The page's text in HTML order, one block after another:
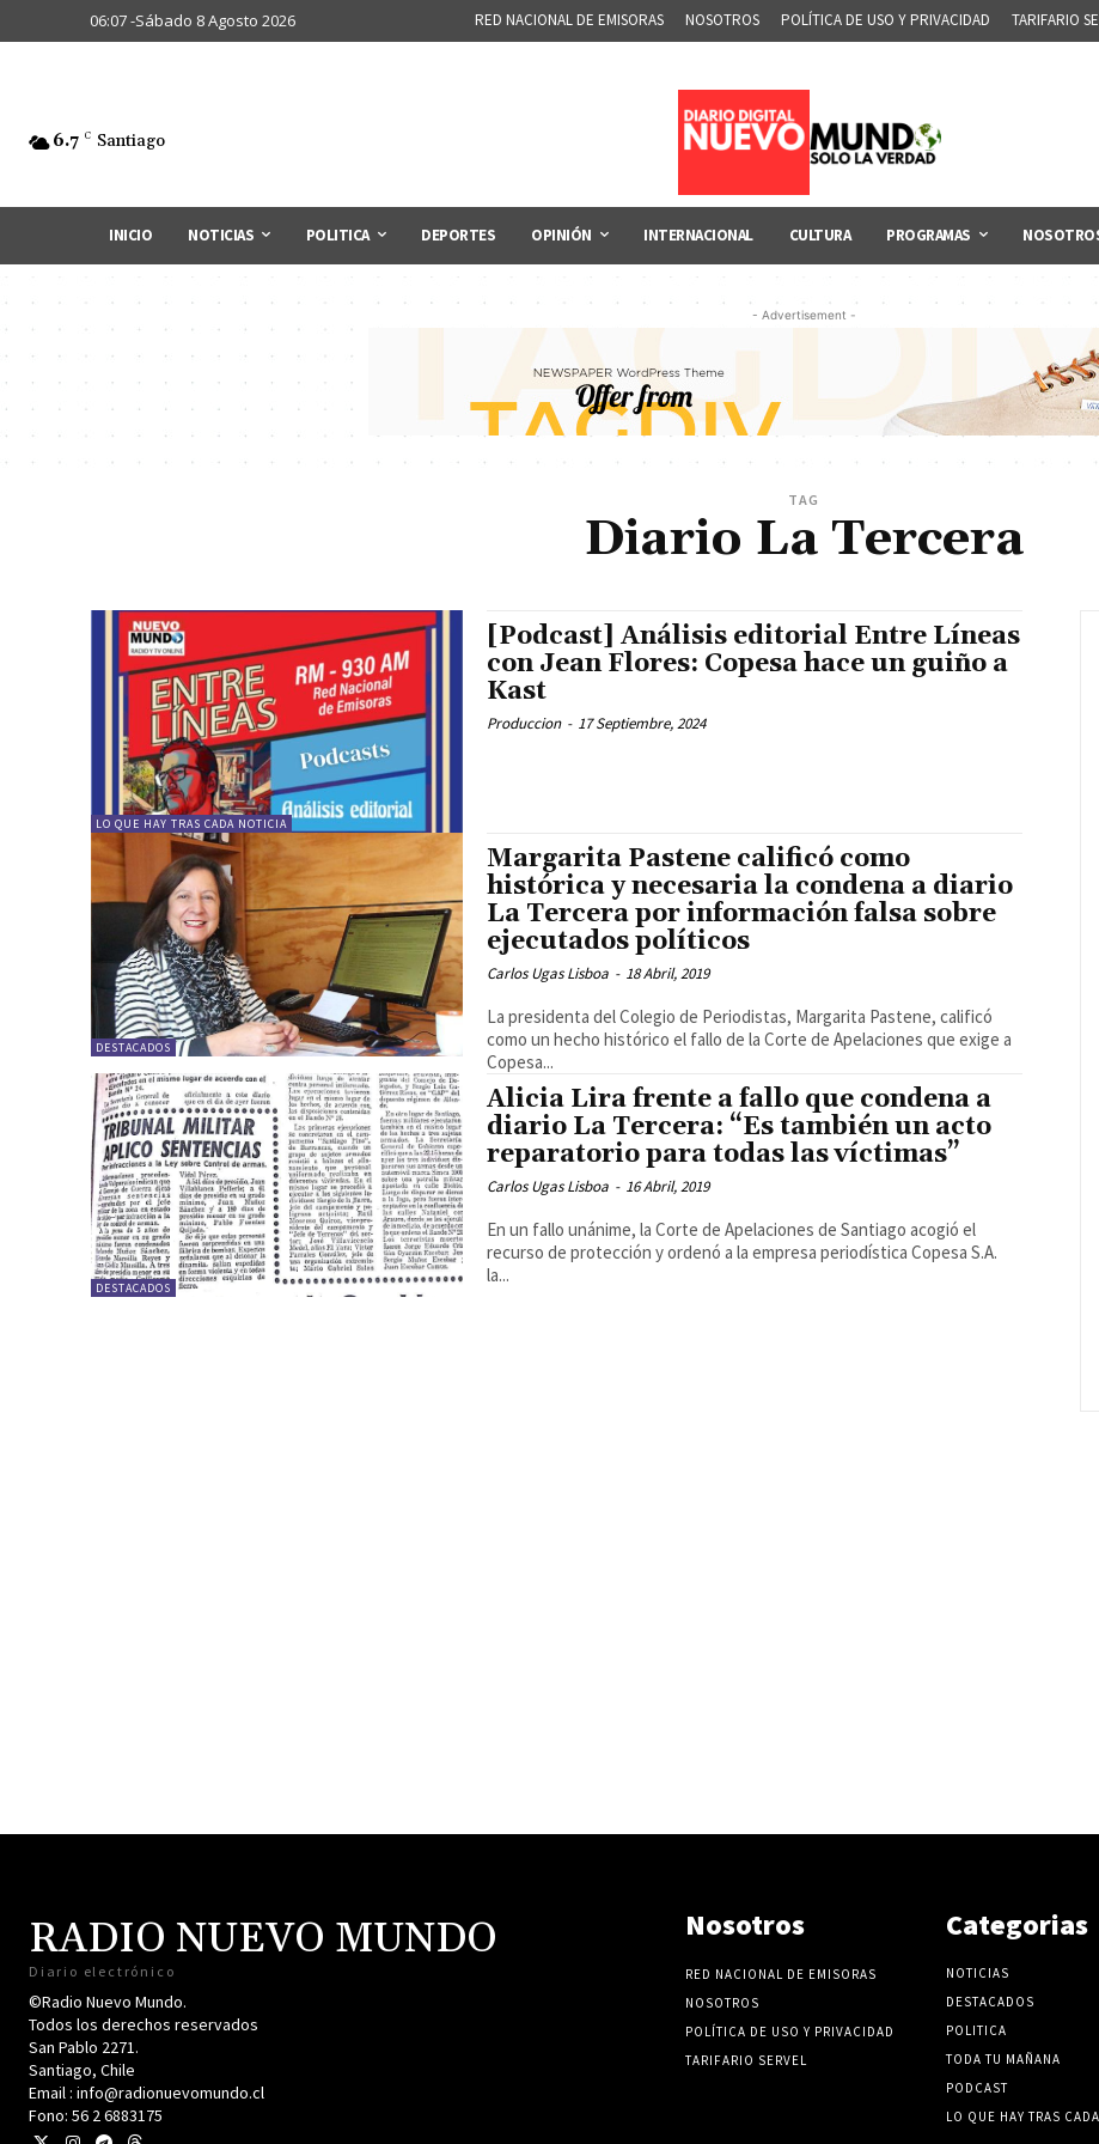
06:07 -Sábado 8 Agosto 2026 RED NACIONAL DE EMISORAS NOSOTROS POLÍTICA DE USO Y PRIVACIDAD TARIFARIO
6.7 C Santiago
INICIO NOTICIAS POLITICA DEPORTES OPINIÓN INTERNACIONAL CULTURA PROGRAMAS
- Advertisement -
TAG
Diario La Tercera
LO QUE HAY TRAS CADA NOTICIA
[Podcast] Análisis editorial Entre Líneas
con Jean Flores: Copesa hace un guiño a
Kast
Produccion - 17 Septiembre, 2024
DESTACADOS
Margarita Pastene calificó como
histórica y necesaria la condena a diario
La Tercera por información falsa sobre
ejecutados políticos
Carlos Ugas Lisboa - 18 Abril, 2019
La presidenta del Colegio de Periodistas, Margarita Pastene, calificó
como un hecho histórico el fallo de la Corte de Apelaciones que exige a
Copesa...
DESTACADOS
Alicia Lira frente a fallo que condena a
diario La Tercera: “Es también un acto
reparatorio para todas las víctimas”
Carlos Ugas Lisboa - 16 Abril, 2019
En un fallo unánime, la Corte de Apelaciones de Santiago acogió el
recurso de protección y ordenó a la empresa periodística Copesa S.A.
la...
RADIO NUEVO MUNDO
Diario electrónico
©Radio Nuevo Mundo.
Todos los derechos reservados
San Pablo 2271.
Santiago, Chile
Email : info@radionuevomundo.cl
Fono: 56 2 6883175
Nosotros
RED NACIONAL DE EMISORAS
NOSOTROS
POLÍTICA DE USO Y PRIVACIDAD
TARIFARIO SERVEL
Categorias
NOTICIAS
DESTACADOS
POLITICA
TODA TU MAÑANA
PODCAST
LO QUE HAY TRAS